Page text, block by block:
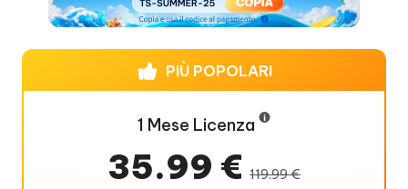
PIÙ POPOLARI
1 Mese Licenza
35.99 € 119.99 €